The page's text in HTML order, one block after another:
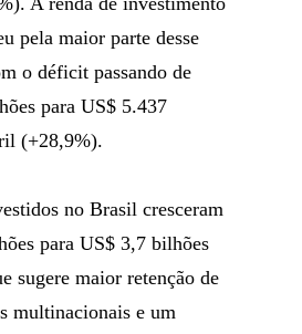
pela maior parte desse
o déficit passando de
para US$ 5.437
(+28,9%).
no Brasil cresceram
para US$ 3,7 bilhões
sugere maior retenção de
multinacionais e um